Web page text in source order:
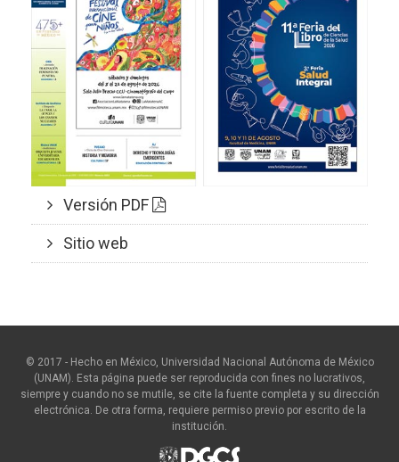
Versión PDF
Sitio web
© 2017 - Hecho en México, Universidad Nacional Autónoma de México
(UNAM). Esta página puede ser reproducida con fines no lucrativos,
siempre y cuando no se mutile, se cite la fuente completa y su dirección
electrónica. De otra forma, requiere permiso previo por escrito de la
institución.